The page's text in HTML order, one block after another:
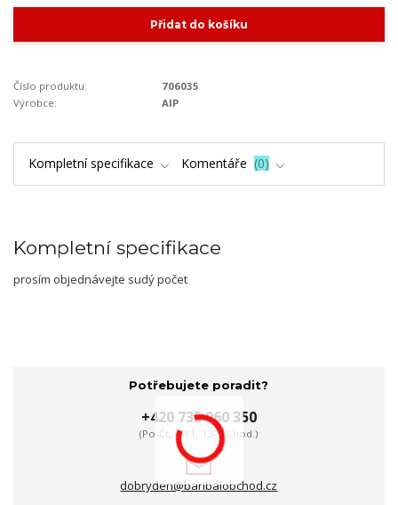
Přidat do košíku
Číslo produktu:
706035
Výrobce:
AIP
Kompletní specifikace Komentáře 0
Kompletní specifikace
prosím objednávejte sudý počet
Potřebujete poradit?
+420 735 060 350
(Po-Čt, 8-11, 13-15 hod.)
dobryden@baribalobchod.cz